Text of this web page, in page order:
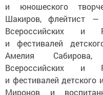
и юношеского
Шакиров, флейтист —
Всероссийских и
и фестивалей
Амелия Сабирова,
Всероссийских и
и фестивалей детского
Миронов и